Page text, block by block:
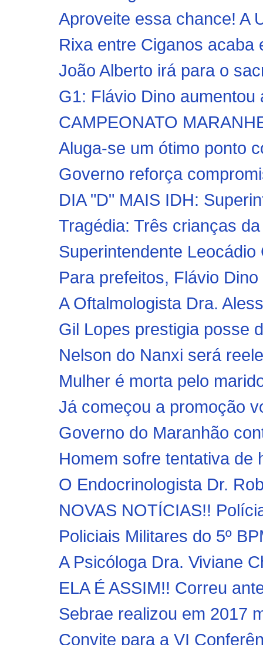
Aproveite essa chance! A
Rixa entre Ciganos acaba
João Alberto irá para o
G1: Flávio Dino
CAMPEONATO
Aluga-se um ótimo ponto
Governo reforça
DIA "D" MAIS IDH:
Tragédia: Três crianças
Superintendente
Para prefeitos, Flávio
A Oftalmologista Dra.
Gil Lopes prestigia posse
Nelson do Nanxi será
Mulher é morta pelo
Já começou a promoção
Governo do Maranhão
Homem sofre tentativa de
O Endocrinologista Dr.
NOVAS NOTÍCIAS!!
Policiais Militares do 5º
A Psicóloga Dra. Viviane
ELA É ASSIM!! Correu
Sebrae realizou em 2017
Convite para a VI